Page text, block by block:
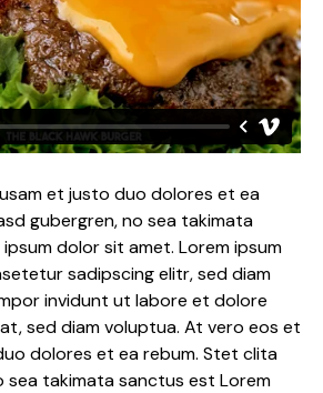
et justo duo dolores et ea
gubergren, no sea takimata
dolor sit amet. Lorem ipsum
sadipscing elitr, sed diam
invidunt ut labore et dolore
sed diam voluptua. At vero eos et
dolores et ea rebum. Stet clita
sea takimata sanctus est Lorem